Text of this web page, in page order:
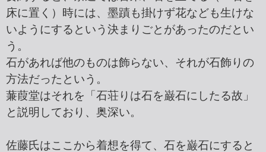
床に置く）時には、墨蹟も掛けず花なども生けな
いようにするという決まりごとがあったのだとい
う。
石があれば他のものは飾らない、それが石飾りの
方法だったという。
蒹葭堂はそれを「石荘りは石を巌石にしたる故」
と説明しており、奥深い。
佐藤氏はここから着想を得て、石を巌石にすると